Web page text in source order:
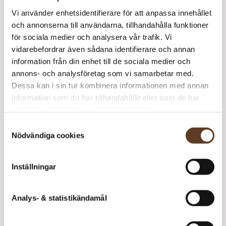
Vi använder enhetsidentifierare för att anpassa innehållet
och annonserna till användarna, tillhandahålla funktioner
för sociala medier och analysera vår trafik. Vi
vidarebefordrar även sådana identifierare och annan
information från din enhet till de sociala medier och
annons- och analysföretag som vi samarbetar med.
Dessa kan i sin tur kombinera informationen med annan
information som du har tillhandahållit eller som de har
Nödvändiga cookies
Inställningar
Analys- & statistikändamål
Namn Pris/st Antal
Total
Fiskebeinsgenser
0 kr 1
Tjukk Mohair – 077
Turkos (utgår)
99 kr 693 kr
693 kr
I lager Art.nr: RG-100-032906
Lägg i varukorg
lager!
Meddela mig